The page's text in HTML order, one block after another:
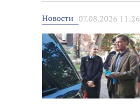
Новости 07.08.2026 11:26